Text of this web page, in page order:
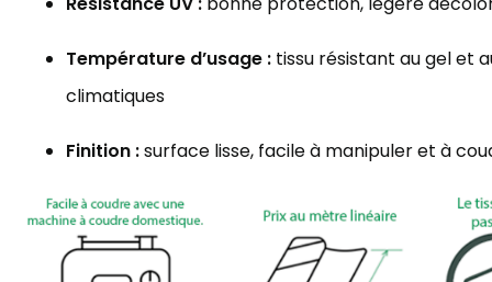
Température d’usage : tissu résistant au gel et
climatiques
Finition :surface lisse, facile à manipuler et à